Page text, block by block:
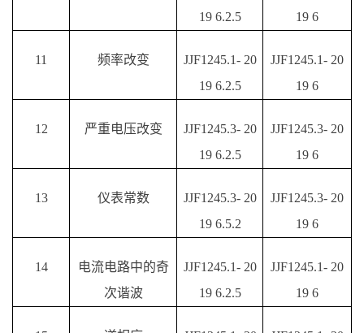
19 6.2.5
19 6
11 频率改变
JJF1245.1- 20
19 6.2.5
JJF1245.1- 20
19 6
12 严重电压改变
JJF1245.3- 20
19 6.2.5
JJF1245.3- 20
19 6
13 仪表常数
JJF1245.3- 20
19 6.5.2
JJF1245.3- 20
19 6
14
电流电路中的奇
次谐波
JJF1245.1- 20
19 6.2.5
JJF1245.1- 20
19 6